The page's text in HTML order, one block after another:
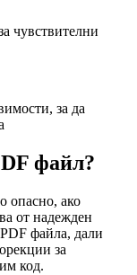
чувствителни
за да
файл?
опасно, ако
от надежден
файла, дали
за
код.